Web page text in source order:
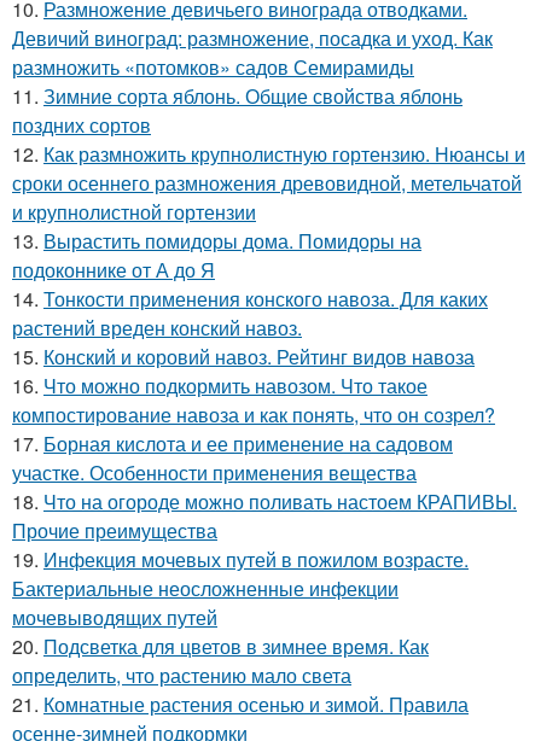
10. Размножение девичьего винограда отводками.
Девичий виноград: размножение, посадка и уход. Как
размножить «потомков» садов Семирамиды
11. Зимние сорта яблонь. Общие свойства яблонь
поздних сортов
12. Как размножить крупнолистную гортензию. Нюансы и
сроки осеннего размножения древовидной, метельчатой
и крупнолистной гортензии
13. Вырастить помидоры дома. Помидоры на
подоконнике от А до Я
14. Тонкости применения конского навоза. Для каких
растений вреден конский навоз.
15. Конский и коровий навоз. Рейтинг видов навоза
16. Что можно подкормить навозом. Что такое
компостирование навоза и как понять, что он созрел?
17. Борная кислота и ее применение на садовом
участке. Особенности применения вещества
18. Что на огороде можно поливать настоем КРАПИВЫ.
Прочие преимущества
19. Инфекция мочевых путей в пожилом возрасте.
Бактериальные неосложненные инфекции
мочевыводящих путей
20. Подсветка для цветов в зимнее время. Как
определить, что растению мало света
21. Комнатные растения осенью и зимой. Правила
осенне-зимней подкормки